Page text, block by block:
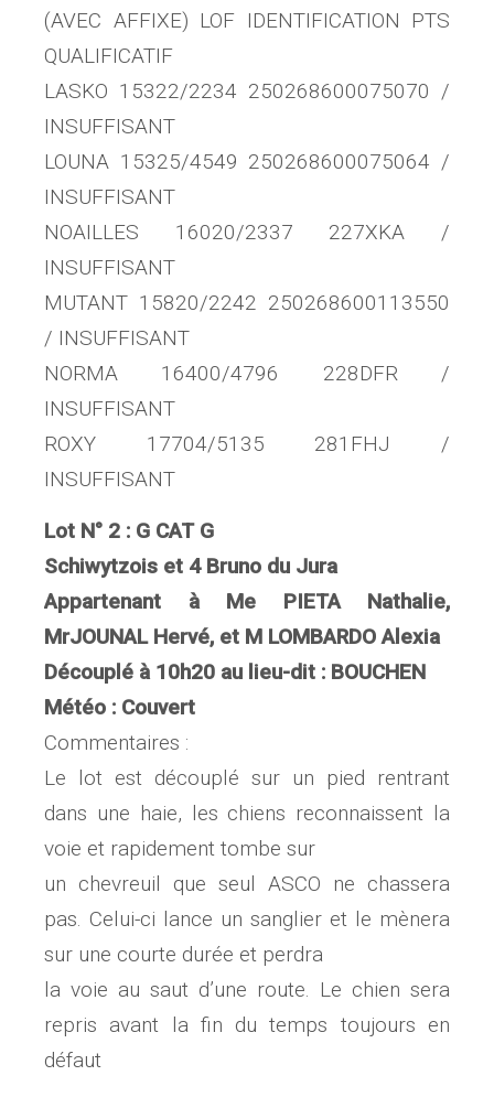
(AVEC AFFIXE) LOF IDENTIFICATION PTS
QUALIFICATIF
LASKO 15322/2234 250268600075070 /
INSUFFISANT
LOUNA 15325/4549 250268600075064 /
INSUFFISANT
NOAILLES 16020/2337 227XKA /
INSUFFISANT
MUTANT 15820/2242 250268600113550
/ INSUFFISANT
NORMA 16400/4796 228DFR /
INSUFFISANT
ROXY 17704/5135 281FHJ /
INSUFFISANT
Lot N° 2 : G CAT G
Schiwytzois et 4 Bruno du Jura
Appartenant à Me PIETA Nathalie,
MrJOUNAL Hervé, et M LOMBARDO Alexia
Découplé à 10h20 au lieu-dit : BOUCHEN
Météo : Couvert
Commentaires :
Le lot est découplé sur un pied rentrant
dans une haie, les chiens reconnaissent la
voie et rapidement tombe sur
un chevreuil que seul ASCO ne chassera
pas. Celui-ci lance un sanglier et le mènera
sur une courte durée et perdra
la voie au saut d’une route. Le chien sera
repris avant la fin du temps toujours en
défaut